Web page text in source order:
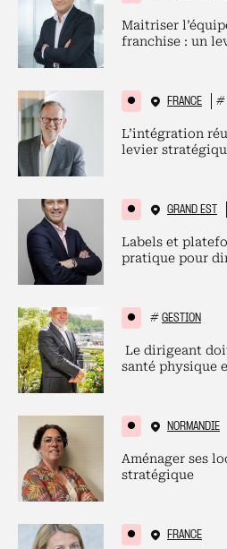
Maitriser
franchise : un
FRANCE #
L’intégration
levier
GRAND EST
Labels et
pratique pour
# GESTION
Le dirigeant
santé physique
NORMANDIE
Aménager ses
stratégique
FRANCE